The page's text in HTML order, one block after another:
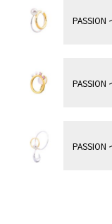
PASSION
PASSION